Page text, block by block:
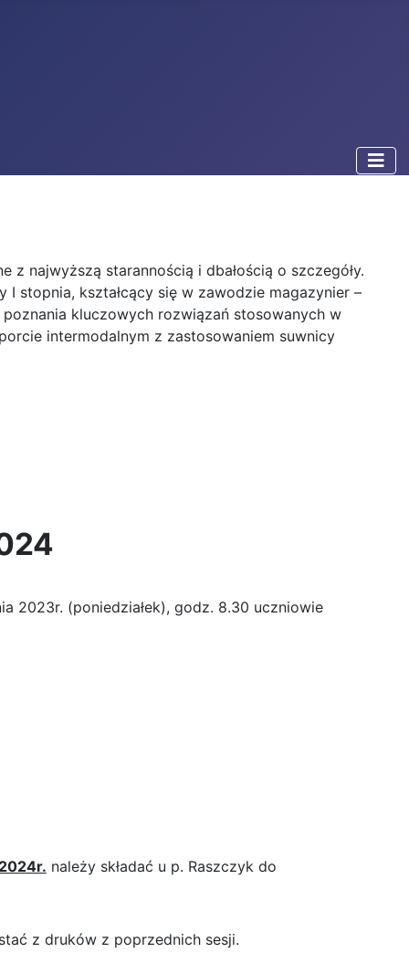
z najwyższą starannością i dbałością o szczegóły.
stopnia, kształcący się w zawodzie magazynier –
kluczowych rozwiązań stosowanych w
intermodalnym z zastosowaniem suwnicy
2023r. (poniedziałek), godz. 8.30 uczniowie
należy składać u p. Raszczyk do
z druków z poprzednich sesji.